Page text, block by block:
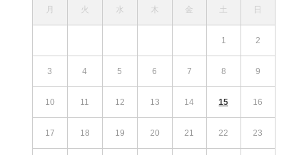
月 火 水 木 金 土 日
1 2
3 4 5 6 7 8 9
10 11 12 13 14 15 16
17 18 19 20 21 22 23